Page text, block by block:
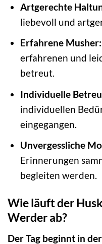
Artgerechte
liebevoll und
Erfahrene Musher:
erfahrenen und
betreut.
Individuelle
individuellen
eingegangen.
Unvergessliche
Erinnerungen
begleiten werden.
Wie läuft der
Werder ab?
Der Tag beginnt in